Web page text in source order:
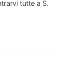
tutte a S.